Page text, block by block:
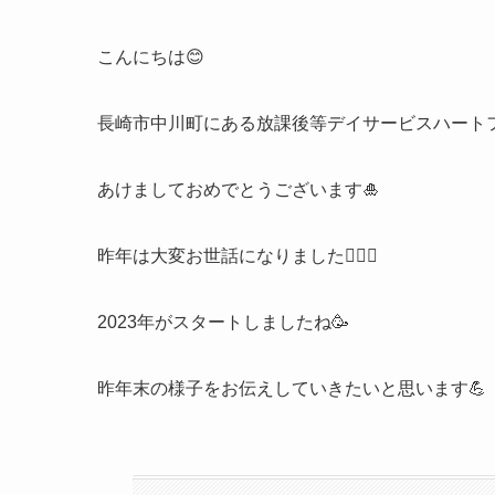
こんにちは😊
長崎市中川町にある放課後等デイサービスハート
あけましておめでとうございます🎍
昨年は大変お世話になりました🙇🏻‍♀️
2023年がスタートしましたね🥳
昨年末の様子をお伝えしていきたいと思います💪